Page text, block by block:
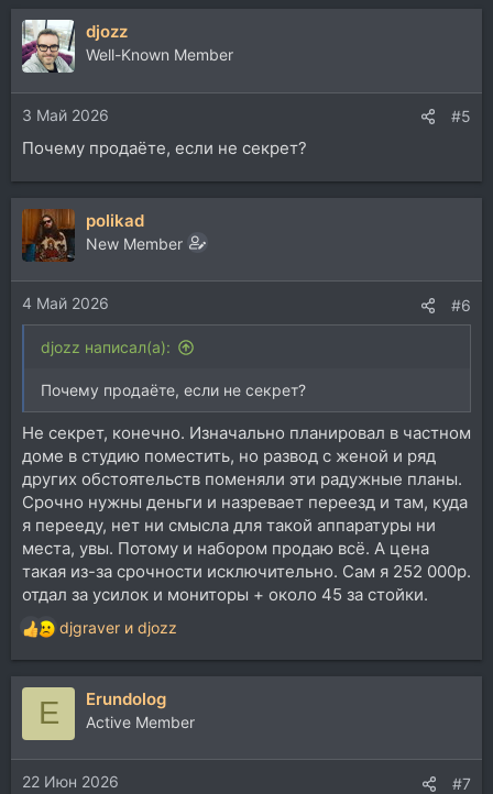
а
к
ц
и
и
:
djozz
Well-Known Member
3 Май 2026 #5
Почему продаёте, если не секрет?
polikad
New Member
4 Май 2026 #6
djozz написал(а):
Почему продаёте, если не секрет?
Не секрет, конечно. Изначально планировал в частном
доме в студию поместить, но развод с женой и ряд
других обстоятельств поменяли эти радужные планы.
Срочно нужны деньги и назревает переезд и там, куда
я перееду, нет ни смысла для такой аппаратуры ни
места, увы. Потому и набором продаю всё. А цена
такая из-за срочности исключительно. Сам я 252 000р.
отдал за усилок и мониторы + около 45 за стойки.
Р
е
а
и
и
:
djgraver и djozz
E Erundolog
Active Member
22 Июн 2026 #7